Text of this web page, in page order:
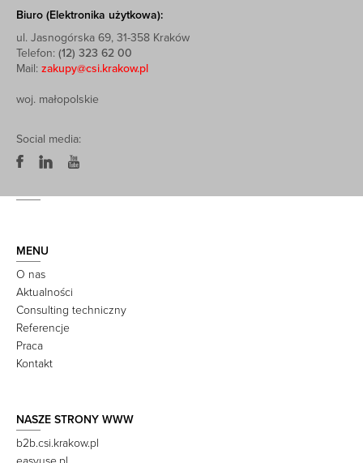
Biuro (Elektronika użytkowa):
ul. Jasnogórska 69, 31-358 Kraków
Telefon: (12) 323 62 00
Mail: zakupy@csi.krakow.pl
woj. małopolskie
Social media:
MENU
O nas
Aktualności
Consulting techniczny
Referencje
Praca
Kontakt
NASZE STRONY WWW
b2b.csi.krakow.pl